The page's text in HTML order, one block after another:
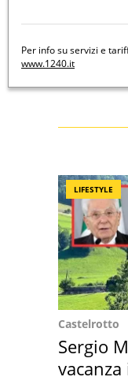
Per info su servizi e
www.1240.it
LIFESTYLE
Castelrotto
Sergio